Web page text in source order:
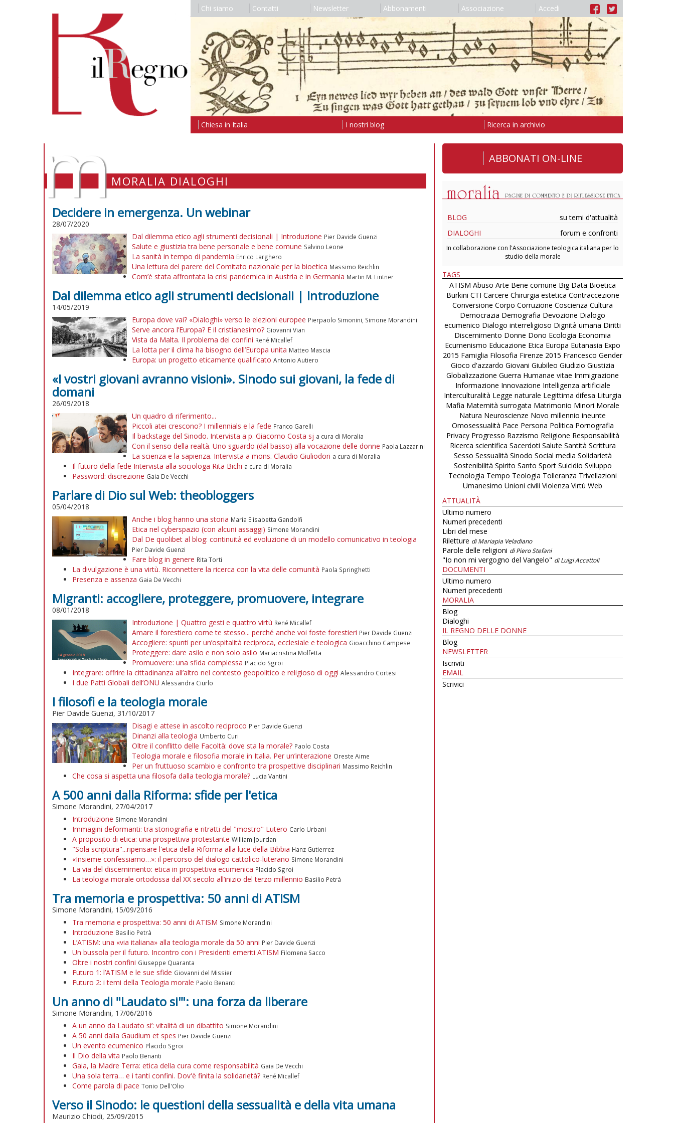
Chi siamo Contatti Newsletter Abbonamenti Associazione Accedi
Chiesa in Italia I nostri blog Ricerca in archivio
mMORALIA DIALOGHI
Decidere in emergenza. Un webinar
28/07/2020
Dal dilemma etico agli strumenti decisionali | Introduzione Pier Davide Guenzi
Salute e giustizia tra bene personale e bene comune Salvino Leone
La sanità in tempo di pandemia Enrico Larghero
Una lettura del parere del Comitato nazionale per la bioetica Massimo Reichlin
Com’è stata affrontata la crisi pandemica in Austria e in Germania Martin M. Lintner
Dal dilemma etico agli strumenti decisionali | Introduzione
14/05/2019
Europa dove vai? «Dialoghi» verso le elezioni europee Pierpaolo Simonini, Simone Morandini
Serve ancora l’Europa? E il cristianesimo? Giovanni Vian
Vista da Malta. Il problema dei confini René Micallef
La lotta per il clima ha bisogno dell’Europa unita Matteo Mascia
Europa: un progetto eticamente qualificato Antonio Autiero
«I vostri giovani avranno visioni». Sinodo sui giovani, la fede di
domani
26/09/2018
Un quadro di riferimento...
Piccoli atei crescono? I millennials e la fede Franco Garelli
Il backstage del Sinodo. Intervista a p. Giacomo Costa sj a cura di Moralia
Con il senso della realtà. Uno sguardo (dal basso) alla vocazione delle donne Paola Lazzarini
La scienza e la sapienza. Intervista a mons. Claudio Giuliodori a cura di Moralia
Il futuro della fede Intervista alla sociologa Rita Bichi a cura di Moralia
Password: discrezione Gaia De Vecchi
Parlare di Dio sul Web: theobloggers
05/04/2018
Anche i blog hanno una storia Maria Elisabetta Gandolfi
Etica nel cyberspazio (con alcuni assaggi) Simone Morandini
Dal De quolibet al blog: continuità ed evoluzione di un modello comunicativo in teologia
Pier Davide Guenzi
Fare blog in genere Rita Torti
La divulgazione è una virtù. Riconnettere la ricerca con la vita delle comunità Paola Springhetti
Presenza e assenza Gaia De Vecchi
Migranti: accogliere, proteggere, promuovere, integrare
08/01/2018
Introduzione | Quattro gesti e quattro virtù René Micallef
Amare il forestiero come te stesso... perché anche voi foste forestieri Pier Davide Guenzi
Accogliere: spunti per un’ospitalità reciproca, ecclesiale e teologica Gioacchino Campese
Proteggere: dare asilo e non solo asilo Mariacristina Molfetta
Promuovere: una sfida complessa Placido Sgroi
Integrare: offrire la cittadinanza all’altro nel contesto geopolitico e religioso di oggi Alessandro Cortesi
I due Patti Globali dell’ONU Alessandra Ciurlo
I filosofi e la teologia morale
Pier Davide Guenzi, 31/10/2017
Disagi e attese in ascolto reciproco Pier Davide Guenzi
Dinanzi alla teologia Umberto Curi
Oltre il conflitto delle Facoltà: dove sta la morale? Paolo Costa
Teologia morale e filosofia morale in Italia. Per un’interazione Oreste Aime
Per un fruttuoso scambio e confronto tra prospettive disciplinari Massimo Reichlin
Che cosa si aspetta una filosofa dalla teologia morale? Lucia Vantini
A 500 anni dalla Riforma: sfide per l'etica
Simone Morandini, 27/04/2017
Introduzione Simone Morandini
Immagini deformanti: tra storiografia e ritratti del "mostro" Lutero Carlo Urbani
A proposito di etica: una prospettiva protestante William Jourdan
"Sola scriptura"...ripensare l'etica della Riforma alla luce della Bibbia Hanz Gutierrez
«Insieme confessiamo…»: il percorso del dialogo cattolico-luterano Simone Morandini
La via del discernimento: etica in prospettiva ecumenica Placido Sgroi
La teologia morale ortodossa dal XX secolo all’inizio del terzo millennio Basilio Petrà
Tra memoria e prospettiva: 50 anni di ATISM
Simone Morandini, 15/09/2016
Tra memoria e prospettiva: 50 anni di ATISM Simone Morandini
Introduzione Basilio Petrà
L’ATISM: una «via italiana» alla teologia morale da 50 anni Pier Davide Guenzi
Un bussola per il futuro. Incontro con i Presidenti emeriti ATISM Filomena Sacco
Oltre i nostri confini Giuseppe Quaranta
Futuro 1: l’ATISM e le sue sfide Giovanni del Missier
Futuro 2: i temi della Teologia morale Paolo Benanti
Un anno di "Laudato si'": una forza da liberare
Simone Morandini, 17/06/2016
A un anno da Laudato si’: vitalità di un dibattito Simone Morandini
A 50 anni dalla Gaudium et spes Pier Davide Guenzi
Un evento ecumenico Placido Sgroi
Il Dio della vita Paolo Benanti
Gaia, la Madre Terra: etica della cura come responsabilità Gaia De Vecchi
Una sola terra… e i tanti confini. Dov'è finita la solidarietà? René Micallef
Come parola di pace Tonio Dell'Olio
Verso il Sinodo: le questioni della sessualità e della vita umana
Maurizio Chiodi, 25/09/2015
ABBONATI ON-LINE
BLOG
su temi d'attualità
DIALOGHI
forum e confronti
In collaborazione con l'Associazione teologica italiana per lo
studio della morale
TAGS
ATISM Abuso Arte Bene comune Big Data Bioetica
Burkini CTI Carcere Chirurgia estetica Contraccezione
Conversione Corpo Corruzione Coscienza Cultura
Democrazia Demografia Devozione Dialogo
ecumenico Dialogo interreligioso Dignità umana Diritti
Discernimento Donne Dono Ecologia Economia
Ecumenismo Educazione Etica Europa Eutanasia Expo
2015 Famiglia Filosofia Firenze 2015 Francesco Gender
Gioco d'azzardo Giovani Giubileo Giudizio Giustizia
Globalizzazione Guerra Humanae vitae Immigrazione
Informazione Innovazione Intelligenza artificiale
Interculturalità Legge naturale Legittima difesa Liturgia
Mafia Maternità surrogata Matrimonio Minori Morale
Natura Neuroscienze Novo millennio ineunte
Omosessualità Pace Persona Politica Pornografia
Privacy Progresso Razzismo Religione Responsabilità
Ricerca scientifica Sacerdoti Salute Santità Scrittura
Sesso Sessualità Sinodo Social media Solidarietà
Sostenibilità Spirito Santo Sport Suicidio Sviluppo
Tecnologia Tempo Teologia Tolleranza Trivellazioni
Umanesimo Unioni civili Violenza Virtù Web
ATTUALITÀ
Ultimo numero
Numeri precedenti
Libri del mese
Riletture di Mariapia Veladiano
Parole delle religioni di Piero Stefani
"Io non mi vergogno del Vangelo" di Luigi Accattoli
DOCUMENTI
Ultimo numero
Numeri precedenti
MORALIA
Blog
Dialoghi
IL REGNO DELLE DONNE
Blog
NEWSLETTER
Iscriviti
EMAIL
Scrivici